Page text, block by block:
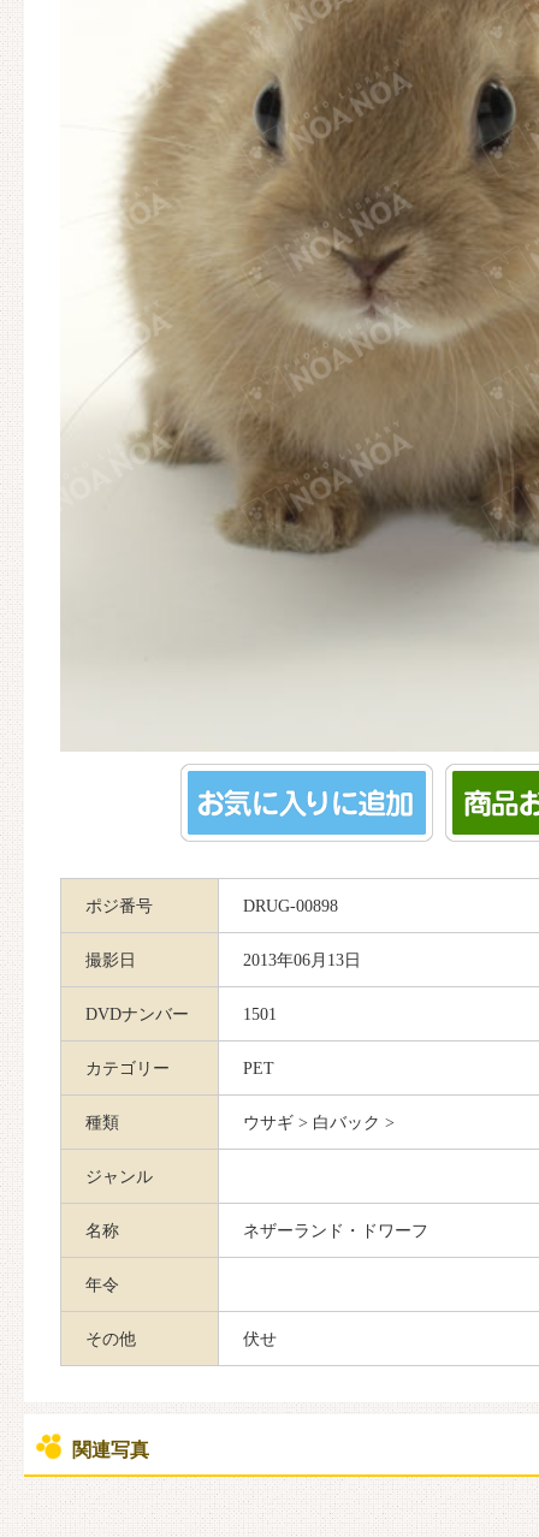
ポジ番号 DRUG-00898
撮影日 2013年06月13日
DVDナンバー 1501
カテゴリー PET
種類 ウサギ > 白バック >
ジャンル
名称 ネザーランド・ドワーフ
年令
その他 伏せ
関連写真